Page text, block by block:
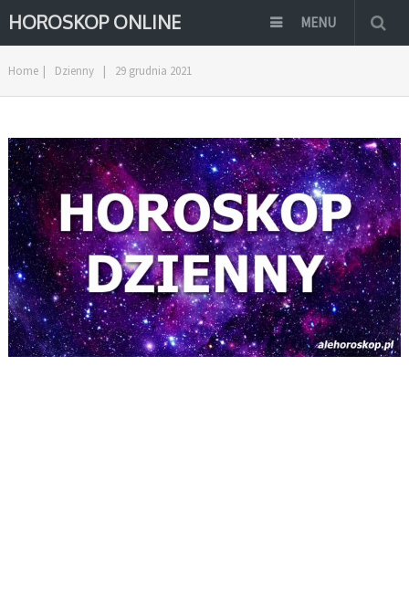
HOROSKOP ONLINE MENU
Home | Dzienny | 29 grudnia 2021